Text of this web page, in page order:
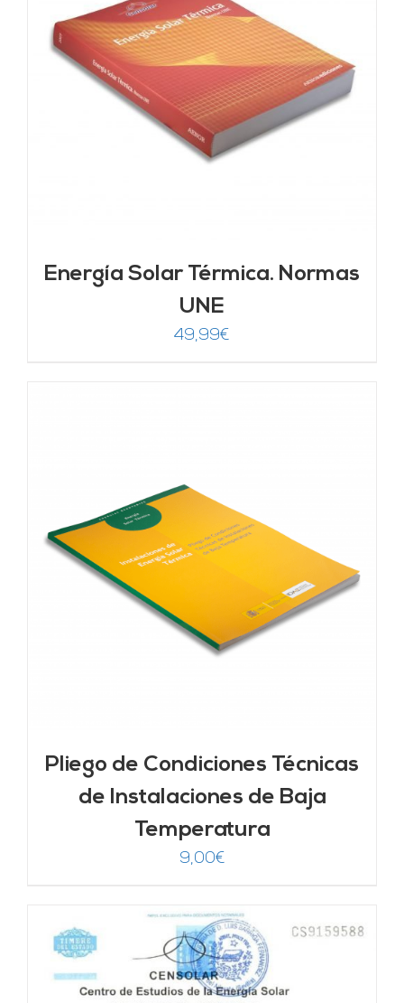
Energía Solar Térmica. Normas
UNE
49,99€
Pliego de Condiciones Técnicas
de Instalaciones de Baja
Temperatura
9,00€